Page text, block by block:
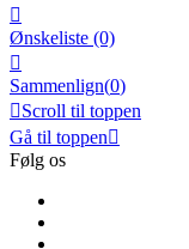

Ønskeliste (0)

Sammenlign(0)
Scroll til toppen
Gå til toppen
Følg os